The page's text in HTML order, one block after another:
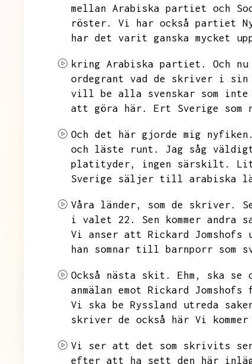
mellan Arabiska partiet och
röster.
Vi har också partiet
har det varit ganska mycket
kring Arabiska partiet. Och
ordegrant vad de skriver i sin
vill be alla svenskar som inte
att göra här.
Ert Sverige
Och det här gjorde mig nyfiken.
och läste runt.
Jag såg
platityder,
ingen särskilt.
Sverige säljer till arabiska
Våra länder, som de skriver.
i valet 22.
Sen kommer andra
Vi anser att Rickard Jomshofs
han somnar till barnporr som
Också nästa skit. Ehm, ska se
anmälan emot Rickard
Vi ska be Ryssland utreda
skriver de också här Vi
Vi ser att det som skrivits
efter att ha sett den här